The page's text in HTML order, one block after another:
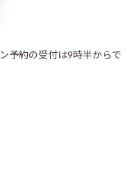
予約の受付は9時半からで